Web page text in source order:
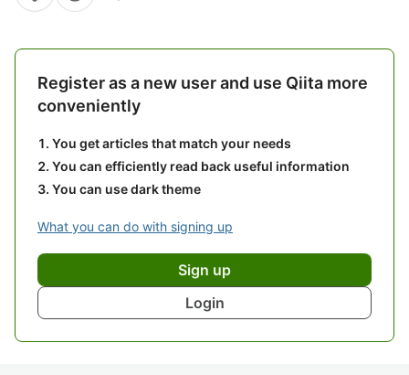
Register as a new user and use Qiita more
conveniently
You get articles that match your needs
You can efficiently read back useful information
You can use dark theme
What you can do with signing up
Sign up
Login